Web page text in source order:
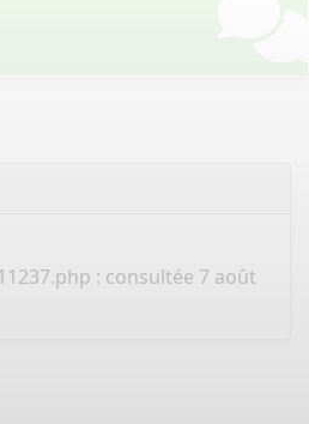
: consultée 7 août